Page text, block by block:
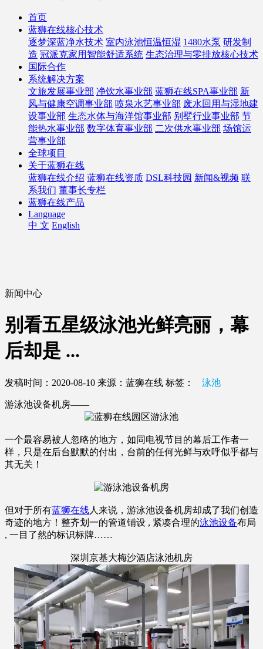
首页
蓝狮在线核心技术
逐梦深蓝净水技术 室内泳池恒温恒湿 1480水泵 研发制
造 冠派克家用智能舒适系统 生态治理与零排放核心技术
国际合作
系统解决方案
文旅发展事业部 净饮水事业部 蓝狮在线SPA事业部 新
风与健康空调事业部 喷泉水艺事业部 废水回用与湿地建
设事业部 生态水体与海洋馆事业部 别墅行业事业部 节
能热水事业部 数字体育事业部 二次供水事业部 场馆运
营事业部
全球项目
关于蓝狮在线
蓝狮在线介绍 蓝狮在线资质 DSL科技园 新闻&视频 联
系我们 董事长专栏
蓝狮在线产品
Language
中 文 English
新闻中心
别看五星级泳池光鲜亮丽，幕
后却是 ...
发稿时间：2020-08-10 来源：蓝狮在线 标签： 泳池
游泳池设备机房——
一个最容易被人忽略的地方，如同电视节目的幕后工作者一
样，只是在后台默默的付出，台前的任何光鲜与欢呼似乎都与
其无关！
但对于所有蓝狮在线人来说，游泳池设备机房却成了我们创造
奇迹的地方！整齐划一的管道铺设 , 紧凑合理的泳池设备布局
, 一目了然的标识标牌……
深圳京基大梅沙酒店泳池机房